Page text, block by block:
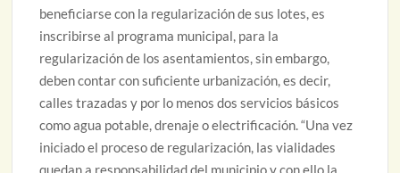
beneficiarse con la regularización de sus lotes, es
inscribirse al programa municipal, para la
regularización de los asentamientos, sin embargo,
deben contar con suficiente urbanización, es decir,
calles trazadas y por lo menos dos servicios básicos
como agua potable, drenaje o electrificación. “Una vez
iniciado el proceso de regularización, las vialidades
quedan a responsabilidad del municipio y con ello la